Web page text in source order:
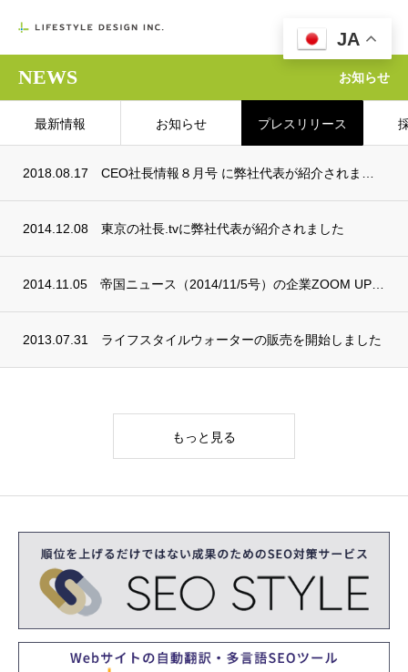

NEWS お知らせ
最新情報 お知らせ プレスリリース
2018.08.17
2014.12.08 東京の社長.tvに弊社代表が紹介されました
2014.11.05
2013.07.31 ライフスタイルウォーターの販売を開始しました
もっと見る
JA